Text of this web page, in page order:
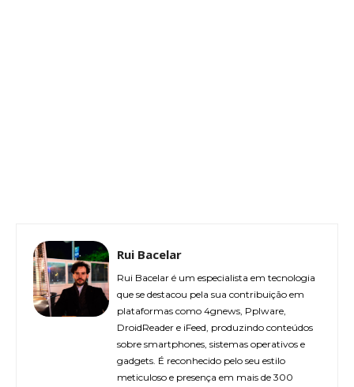
Rui Bacelar
Rui Bacelar é um especialista em tecnologia
que se destacou pela sua contribuição em
plataformas como 4gnews, Pplware,
DroidReader e iFeed, produzindo conteúdos
sobre smartphones, sistemas operativos e
gadgets. É reconhecido pelo seu estilo
meticuloso e presença em mais de 300